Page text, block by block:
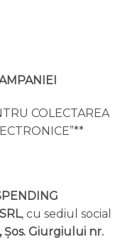
COLECTAREA
, cu sediul social
Șos. Giurgiului nr.